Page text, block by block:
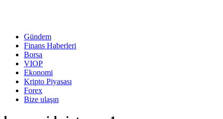
Gündem
Finans Haberleri
Borsa
VIOP
Ekonomi
Kripto Piyasası
Forex
Bize ulaşın